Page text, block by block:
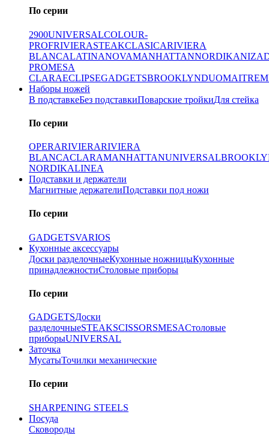
По серии
2900UNIVERSALCOLOUR-
PROFRIVIERASTEAKCLASICARIVIERA
BLANCALATINANOVAMANHATTANNORDIKANIZA
PROMESA
CLARAECLIPSEGADGETSBROOKLYNDUOMAITRE
Наборы ножей
В подставкеБез подставкиПоварские тройкиДля стейка
По серии
OPERARIVIERARIVIERA
BLANCACLARAMANHATTANUNIVERSAL
NORDIKALINEA
Подставки и держатели
Магнитные держателиПодставки под ножи
По серии
GADGETSVARIOS
Кухонные аксессуары
Доски разделочныеКухонные ножницыКухонные
принадлежностиСтоловые приборы
По серии
GADGETSДоски
разделочныеSTEAKSCISSORSMESAСтоловые
приборыUNIVERSAL
Заточка
МусатыТочилки механические
По серии
SHARPENING STEELS
Посуда
Сковороды